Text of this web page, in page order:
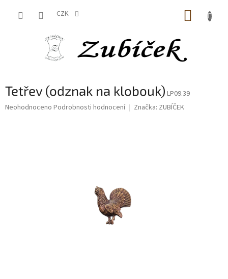
CZK
Tetřev (odznak na klobouk) LP09.39
Průměrné
Neohodnoceno Podrobnosti hodnocení Značka: ZUBÍČEK